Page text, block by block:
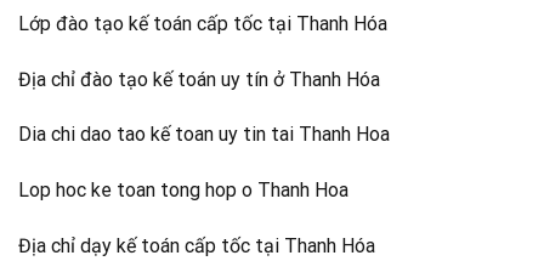
Lớp đào tạo kế toán cấp tốc tại Thanh Hóa
Địa chỉ đào tạo kế toán uy tín ở Thanh Hóa
Dia chi dao tao kế toan uy tin tai Thanh Hoa
Lop hoc ke toan tong hop o Thanh Hoa
Địa chỉ dạy kế toán cấp tốc tại Thanh Hóa